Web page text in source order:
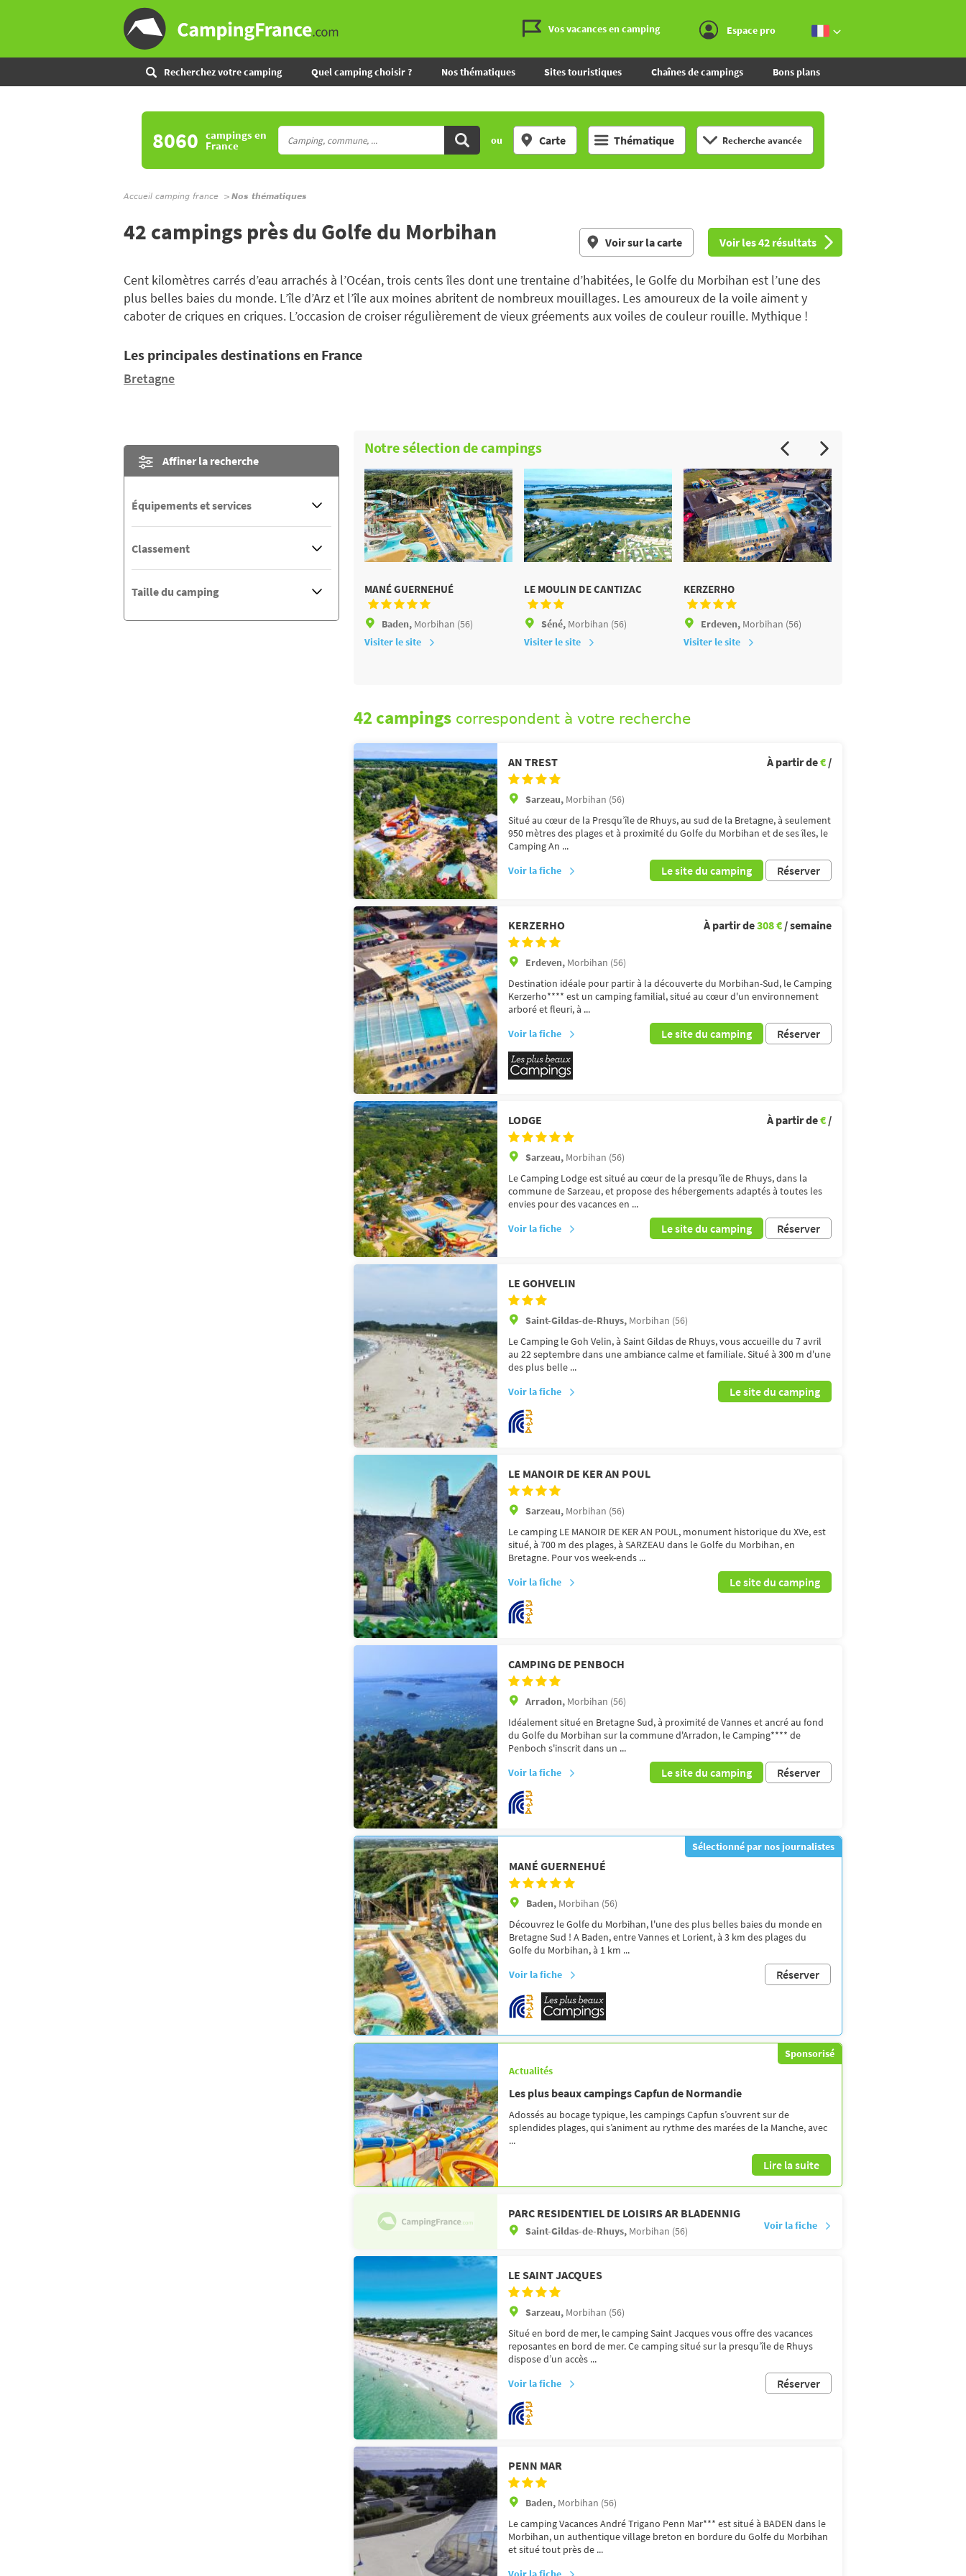
Vos vacances en camping Espace pro
Recherchez votre camping Quel camping choisir ? Nos thématiques Sites touristiques Chaînes de campings Bons plans
8060 campingsen
France ou Carte Thématique Recherche avancée
Accueil camping france Nos thématiques
42 campings près du Golfe du Morbihan Voir sur la carte Voir les 42 résultats
Cent kilomètres carrés d’eau arrachés à l’Océan, trois cents îles dont une trentaine d’habitées, le Golfe du Morbihan est l’une des
plus belles baies du monde. L’île d’Arz et l’île aux moines abritent de nombreux mouillages. Les amoureux de la voile aiment y
caboter de criques en criques. L’occasion de croiser régulièrement de vieux gréements aux voiles de couleur rouille. Mythique !
Les principales destinations en France
Bretagne
Affiner la recherche
Équipements et services
Classement
Taille du camping
Notre sélection de campings
MANÉ GUERNEHUÉ
Baden, Morbihan (56)
Visiter le site
LE MOULIN DE CANTIZAC
Séné, Morbihan (56)
Visiter le site
KERZERHO
Erdeven, Morbihan (56)
Visiter le site
42 campings correspondent à votre recherche
À partir de€ /
AN TREST
Sarzeau, Morbihan (56)
Situé au cœur de la Presqu’île de Rhuys, au sud de la Bretagne, à seulement
950 mètres des plages et à proximité du Golfe du Morbihan et de ses îles, le
Camping An ...
Voir la fiche
Le site du camping Réserver
À partir de308 € / semaine
KERZERHO
Erdeven, Morbihan (56)
Destination idéale pour partir à la découverte du Morbihan-Sud, le Camping
Kerzerho**** est un camping familial, situé au cœur d'un environnement
arboré et fleuri, à ...
Voir la fiche
Le site du camping Réserver
À partir de€ /
LODGE
Sarzeau, Morbihan (56)
Le Camping Lodge est situé au cœur de la presqu’île de Rhuys, dans la
commune de Sarzeau, et propose des hébergements adaptés à toutes les
envies pour des vacances en ...
Voir la fiche
Le site du camping Réserver
LE GOHVELIN
Saint-Gildas-de-Rhuys, Morbihan (56)
Le Camping le Goh Velin, à Saint Gildas de Rhuys, vous accueille du 7 avril
au 22 septembre dans une ambiance calme et familiale. Situé à 300 m d'une
des plus belle ...
Voir la fiche
Le site du camping
LE MANOIR DE KER AN POUL
Sarzeau, Morbihan (56)
Le camping LE MANOIR DE KER AN POUL, monument historique du XVe, est
situé, à 700 m des plages, à SARZEAU dans le Golfe du Morbihan, en
Bretagne. Pour vos week-ends ...
Voir la fiche
Le site du camping
CAMPING DE PENBOCH
Arradon, Morbihan (56)
Idéalement situé en Bretagne Sud, à proximité de Vannes et ancré au fond
du Golfe du Morbihan sur la commune d'Arradon, le Camping**** de
Penboch s'inscrit dans un ...
Voir la fiche
Le site du camping Réserver
Sélectionné par nos journalistes
MANÉ GUERNEHUÉ
Baden, Morbihan (56)
Découvrez le Golfe du Morbihan, l'une des plus belles baies du monde en
Bretagne Sud ! A Baden, entre Vannes et Lorient, à 3 km des plages du
Golfe du Morbihan, à 1 km ...
Voir la fiche
Réserver
Sponsorisé
Actualités
Les plus beaux campings Capfun de Normandie
Adossés au bocage typique, les campings Capfun s’ouvrent sur de
splendides plages, qui s’animent au rythme des marées de la Manche, avec
...
Lire la suite
PARC RESIDENTIEL DE LOISIRS AR BLADENNIG
Saint-Gildas-de-Rhuys, Morbihan (56) Voir la fiche
LE SAINT JACQUES
Sarzeau, Morbihan (56)
Situé en bord de mer, le camping Saint Jacques vous offre des vacances
reposantes en bord de mer. Ce camping situé sur la presqu’île de Rhuys
dispose d’un accès ...
Voir la fiche
Réserver
PENN MAR
Baden, Morbihan (56)
Le camping Vacances André Trigano Penn Mar*** est situé à BADEN dans le
Morbihan, un authentique village breton en bordure du Golfe du Morbihan
et situé tout près de ...